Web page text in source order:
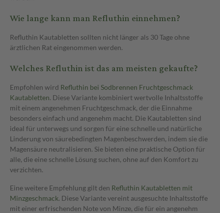
Wie lange kann man Refluthin einnehmen?
Refluthin Kautabletten sollten nicht länger als 30 Tage ohne
ärztlichen Rat eingenommen werden.
Welches Refluthin ist das am meisten gekaufte?
Empfohlen wird Refluthin bei Sodbrennen Fruchtgeschmack
Kautabletten. Diese Variante kombiniert wertvolle Inhaltsstoffe
mit einem angenehmen Fruchtgeschmack, der die Einnahme
besonders einfach und angenehm macht. Die Kautabletten sind
ideal für unterwegs und sorgen für eine schnelle und natürliche
Linderung von säurebedingten Magenbeschwerden, indem sie die
Magensäure neutralisieren. Sie bieten eine praktische Option für
alle, die eine schnelle Lösung suchen, ohne auf den Komfort zu
verzichten.
Eine weitere Empfehlung gilt den Refluthin Kautabletten mit
Minzgeschmack. Diese Variante vereint ausgesuchte Inhaltsstoffe
mit einer erfrischenden Note von Minze, die für ein angenehm